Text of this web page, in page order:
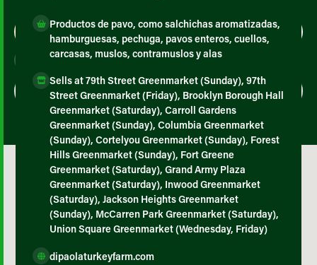
Map View List View
Productos de pavo, como salchichas aromatizadas,
hamburguesas, pechuga, pavos enteros, cuellos,
carcasas, muslos, contramuslos y alas
Sells at 79th Street Greenmarket (Sunday), 97th
Street Greenmarket (Friday), Brooklyn Borough Hall
Greenmarket (Saturday), Carroll Gardens
Greenmarket (Sunday), Columbia Greenmarket
(Sunday), Cortelyou Greenmarket (Sunday), Forest
Hills Greenmarket (Sunday), Fort Greene
Greenmarket (Saturday), Grand Army Plaza
Greenmarket (Saturday), Inwood Greenmarket
(Saturday), Jackson Heights Greenmarket
(Sunday), McCarren Park Greenmarket (Saturday),
Union Square Greenmarket (Wednesday, Friday)
dipaolaturkeyfarm.com